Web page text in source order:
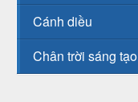
Cánh diều
Chân trời sáng tạo